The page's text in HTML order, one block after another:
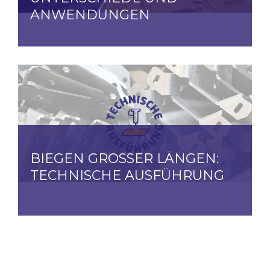
ANWENDUNGEN
BIEGEN GROSSER LÄNGEN: T
ECHNISCHE AUSFÜHRUNG